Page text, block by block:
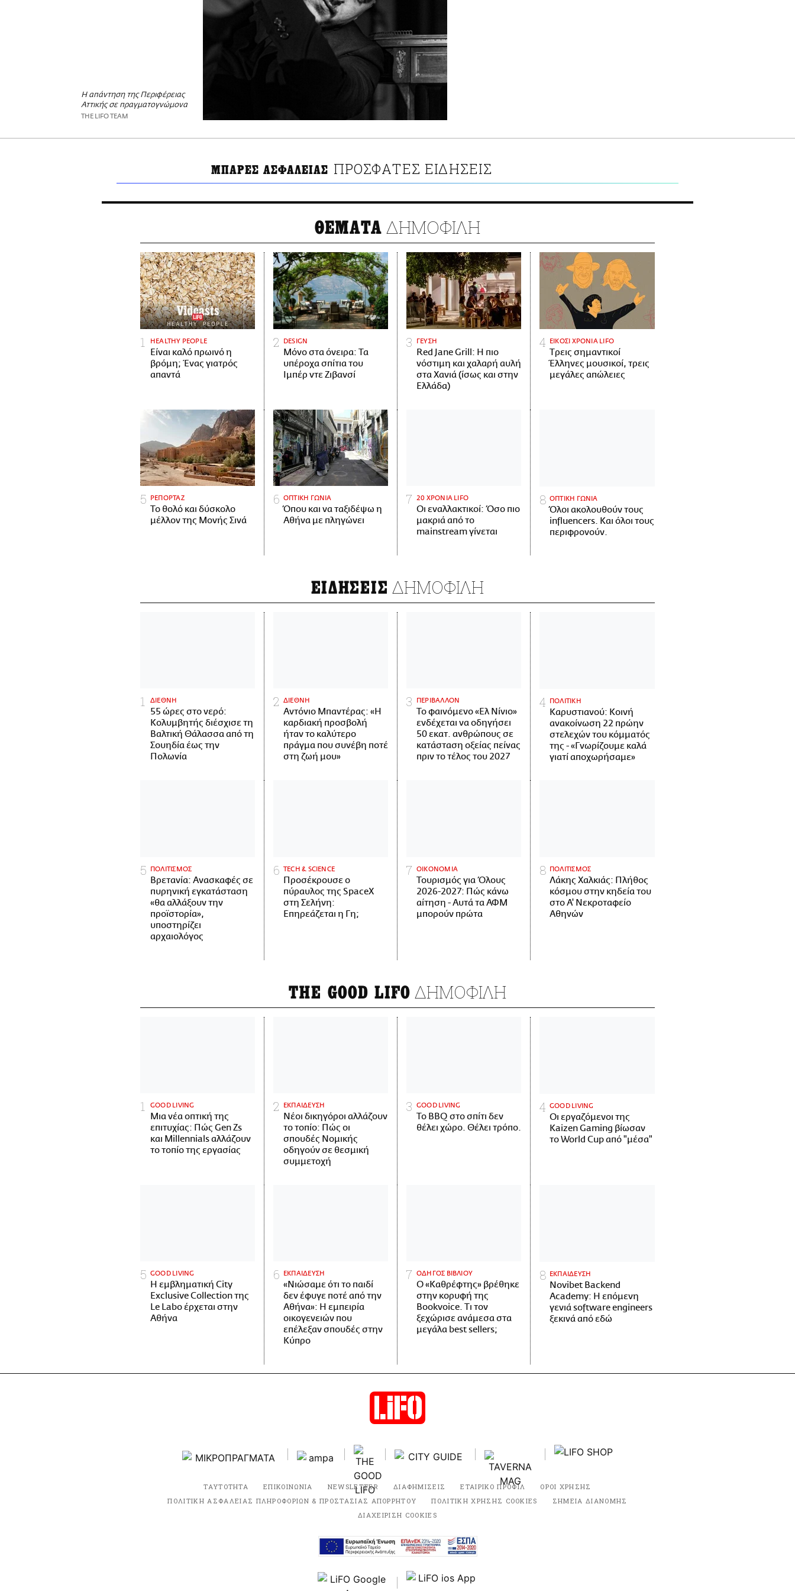
Η απάντηση της Περιφέρειας
Αττικής σε πραγματογνώμονα
THE LIFO TEAM
ΜΠΑΡΕΣ ΑΣΦΑΛΕΙΑΣ ΠΡΟΣΦΑΤΕΣ ΕΙΔΗΣΕΙΣ
ΘΕΜΑΤΑ ΔΗΜΟΦΙΛΗ
HEALTHY PEOPLE
Είναι καλό πρωινό η
βρόμη; Ένας γιατρός
απαντά
DESIGN
Μόνο στα όνειρα: Τα
υπέροχα σπίτια του
Ιμπέρ ντε Ζιβανσί
ΓΕΥΣΗ
Red Jane Grill: Η πιο
νόστιμη και χαλαρή αυλή
στα Χανιά (ίσως και στην
Ελλάδα)
ΕΙΚΟΣΙ ΧΡΟΝΙΑ LIFO
Tρεις σημαντικοί
Έλληνες μουσικοί, τρεις
μεγάλες απώλειες
ΡΕΠΟΡΤΑΖ
Το θολό και δύσκολο
μέλλον της Μονής Σινά
ΟΠΤΙΚΗ ΓΩΝΙΑ
Όπου και να ταξιδέψω η
Αθήνα με πληγώνει
20 ΧΡΟΝΙΑ LIFO
Οι εναλλακτικοί: Όσο πιο
μακριά από το
mainstream γίνεται
ΟΠΤΙΚΗ ΓΩΝΙΑ
Όλοι ακολουθούν τους
influencers. Και όλοι τους
περιφρονούν.
ΕΙΔΗΣΕΙΣ ΔΗΜΟΦΙΛΗ
ΔΙΕΘΝΗ
55 ώρες στο νερό:
Κολυμβητής διέσχισε τη
Βαλτική Θάλασσα από τη
Σουηδία έως την
Πολωνία
ΔΙΕΘΝΗ
Αντόνιο Μπαντέρας: «Η
καρδιακή προσβολή
ήταν το καλύτερο
πράγμα που συνέβη ποτέ
στη ζωή μου»
ΠΕΡΙΒΑΛΛΟΝ
Το φαινόμενο «Ελ Νίνιο»
ενδέχεται να οδηγήσει
50 εκατ. ανθρώπους σε
κατάσταση οξείας πείνας
πριν το τέλος του 2027
ΠΟΛΙΤΙΚΗ
Καρυστιανού: Κοινή
ανακοίνωση 22 πρώην
στελεχών του κόμματός
της - «Γνωρίζουμε καλά
γιατί αποχωρήσαμε»
ΠΟΛΙΤΙΣΜΟΣ
Βρετανία: Ανασκαφές σε
πυρηνική εγκατάσταση
«θα αλλάξουν την
προϊστορία»,
υποστηρίζει
αρχαιολόγος
ΤECH & SCIENCE
Προσέκρουσε ο
πύραυλος της SpaceX
στη Σελήνη:
Επηρεάζεται η Γη;
ΟΙΚΟΝΟΜΙΑ
Τουρισμός για Όλους
2026-2027: Πώς κάνω
αίτηση - Αυτά τα ΑΦΜ
μπορούν πρώτα
ΠΟΛΙΤΙΣΜΟΣ
Λάκης Χαλκιάς: Πλήθος
κόσμου στην κηδεία του
στο Α' Νεκροταφείο
Αθηνών
THE GOOD LIFO ΔΗΜΟΦΙΛΗ
GOOD LIVING
Μια νέα οπτική της
επιτυχίας: Πώς Gen Zs
και Millennials αλλάζουν
το τοπίο της εργασίας
ΕΚΠΑΙΔΕΥΣΗ
Νέοι δικηγόροι αλλάζουν
το τοπίο: Πώς οι
σπουδές Νομικής
οδηγούν σε θεσμική
συμμετοχή
GOOD LIVING
Το BBQ στο σπίτι δεν
θέλει χώρο. Θέλει τρόπο.
GOOD LIVING
Οι εργαζόμενοι της
Kaizen Gaming βίωσαν
το World Cup από "μέσα"
GOOD LIVING
Η εμβληματική City
Exclusive Collection της
Le Labo έρχεται στην
Αθήνα
ΕΚΠΑΙΔΕΥΣΗ
«Νιώσαμε ότι το παιδί
δεν έφυγε ποτέ από την
Αθήνα»: Η εμπειρία
οικογενειών που
επέλεξαν σπουδές στην
Κύπρο
ΟΔΗΓΟΣ ΒΙΒΛΙΟΥ
Ο «Καθρέφτης» βρέθηκε
στην κορυφή της
Bookvoice. Τι τον
ξεχώρισε ανάμεσα στα
μεγάλα best sellers;
ΕΚΠΑΙΔΕΥΣΗ
Novibet Backend
Academy: Η επόμενη
γενιά software engineers
ξεκινά από εδώ
ΤΑΥΤΟΤΗΤΑ ΕΠΙΚΟΙΝΩΝΙΑ NEWSLETTER ΔΙΑΦΗΜΙΣΕΙΣ ΕΤΑΙΡΙΚΟ ΠΡΟΦΙΛ
ΟΡΟΙ ΧΡΗΣΗΣ
ΠΟΛΙΤΙΚΗ ΑΣΦΑΛΕΙΑΣ ΠΛΗΡΟΦΟΡΙΩΝ & ΠΡΟΣΤΑΣΙΑΣ ΑΠΟΡΡΗΤΟΥ
ΠΟΛΙΤΙΚΗ ΧΡΗΣΗΣ COOKIES
ΣΗΜΕΙΑ ΔΙΑΝΟΜΗΣ
ΔΙΑΧΕΙΡΙΣΗ COOKIES